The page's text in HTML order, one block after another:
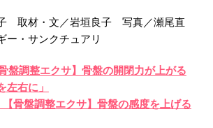
取材・文／岩垣良子 写真／瀬尾直
・サンクチュアリ
盤調整エクサ】骨盤の開閉力が上がる
左右に」
骨盤調整エクサ】骨盤の感度を上げる